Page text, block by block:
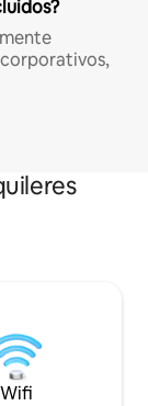
Wifi